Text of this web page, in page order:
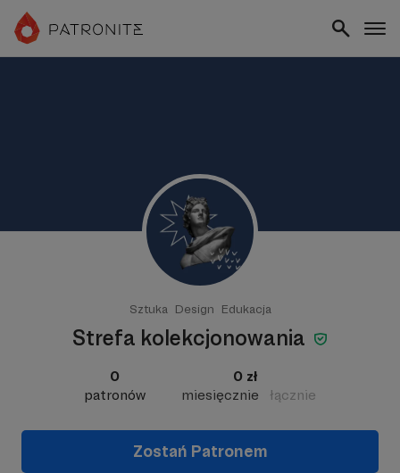
Sztuka Design Edukacja
Strefa kolekcjonowania
0
patronów
0 zł
miesięcznie
łącznie
Zostań Patronem